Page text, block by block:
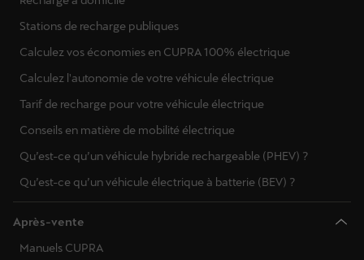
Stations de recharge publiques
Calculez vos économies en CUPRA 100% électrique
Calculez l'autonomie de votre véhicule électrique
Tarif de recharge pour votre véhicule électrique
Conseils en matière de mobilité électrique
Qu’est-ce qu’un véhicule hybride rechargeable (PHEV) ?
Qu’est-ce qu’un véhicule électrique à batterie (BEV) ?
Après-vente
Manuels CUPRA